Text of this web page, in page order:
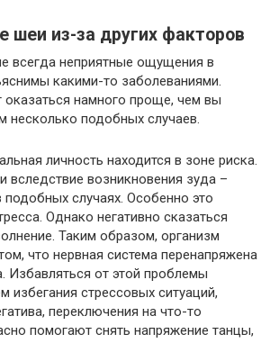
шеи из-за других факторов
всегда неприятные ощущения в
какими-то заболеваниями.
намного проще, чем вы
несколько подобных случаев.
личность находится в зоне риска.
вследствие возникновения зуда –
подобных случаях. Особенно это
Однако негативно сказаться
Таким образом, организм
что нервная система перенапряжена
Избавляться от этой проблемы
избегания стрессовых ситуаций,
переключения на что-то
помогают снять напряжение танцы,